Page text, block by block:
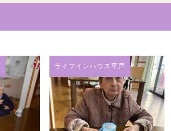
ライフインハウス平戸